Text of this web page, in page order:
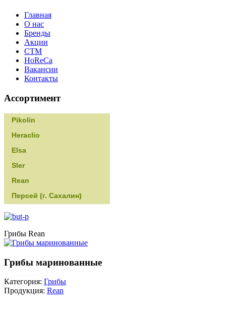
Главная
О нас
Бренды
Акции
CТМ
HoReCa
Вакансии
Контакты
Ассортимент
Pikolin
Heraclio
Elsa
Sler
Rean
Персей (г. Сахалин)
Грибы Rean
Грибы маринованные
Категория: Грибы
Продукция: Rean